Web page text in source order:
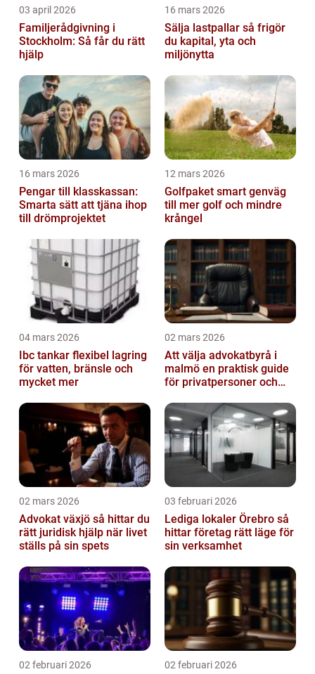
03 april 2026
Familjerådgivning i
Stockholm: Så får du rätt
hjälp
16 mars 2026
Sälja lastpallar så frigör
du kapital, yta och
miljönytta
16 mars 2026
Pengar till klasskassan:
Smarta sätt att tjäna ihop
till drömprojektet
12 mars 2026
Golfpaket smart genväg
till mer golf och mindre
krångel
04 mars 2026
Ibc tankar flexibel lagring
för vatten, bränsle och
mycket mer
02 mars 2026
Att välja advokatbyrå i
malmö en praktisk guide
för privatpersoner och
02 mars 2026
Advokat växjö så hittar du
rätt juridisk hjälp när livet
ställs på sin spets
03 februari 2026
Lediga lokaler Örebro så
hittar företag rätt läge för
sin verksamhet
02 februari 2026 02 februari 2026